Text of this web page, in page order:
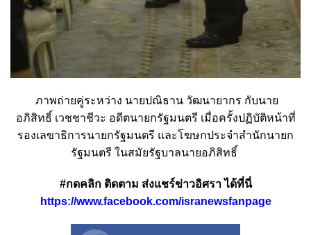
ภาพถ่ายคู่ระหว่าง นายปณิธาน วัฒนายากร กับนาย
อภิสิทธิ์ เวชชาชีวะ อดีตนายกรัฐมนตรี เมื่อครั้งปฏิบัติหน้าที่
รองเลขาธิการนายกรัฐมนตรี และโฆษกประจำสำนักนายก
รัฐมนตรี ในสมัยรัฐบาลนายอภิสิทธิ์
#กดคลิก ติดตาม ส่งแชร์ข่าวอิศรา ได้ที่นี่
https://www.facebook.com/isranewsfanpage